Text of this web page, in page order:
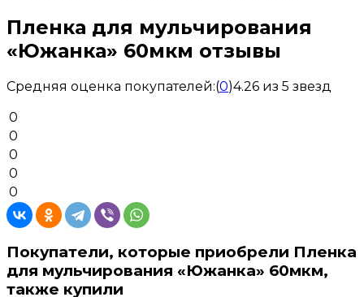
Пленка для мульчирования
«Южанка» 60мкм отзывы
Средняя оценка покупателей:(0)4.26 из 5 звезд
0
0
0
0
0
Покупатели, которые приобрели Пленка
для мульчирования «Южанка» 60мкм,
также купили